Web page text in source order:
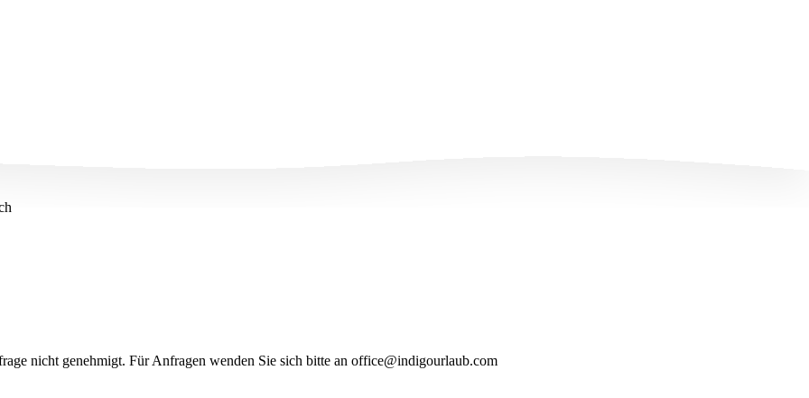
nicht genehmigt. Für Anfragen wenden Sie sich bitte an office@indigourlaub.com